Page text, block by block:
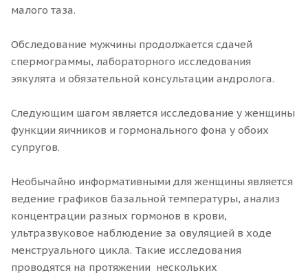
малого таза.
Обследование мужчины продолжается сдачей
спермограммы, лабораторного исследования
эякулята и обязательной консультации андролога.
Следующим шагом является исследование у женщины
функции яичников и гормонального фона у обоих
супругов.
Необычайно информативными для женщины является
ведение графиков базальной температуры, анализ
концентрации разных гормонов в крови,
ультразвуковое наблюдение за овуляцией в ходе
менструального цикла. Такие исследования
проводятся на протяжении нескольких